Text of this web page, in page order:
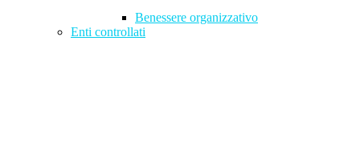
Benessere organizzativo
Enti controllati